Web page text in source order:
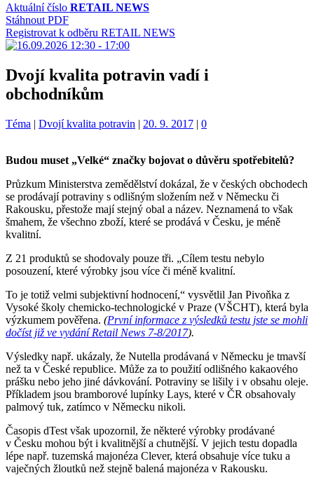
Aktuální číslo RETAIL NEWS
Stáhnout PDF
Registrovat k odběru RETAIL NEWS
Dvojí kvalita potravin vadí i
obchodníkům
Kategorie:
Téma | Štítky:
Dvojí kvalita potravin | 20. 9. 2017 | 0
Budou muset „Velké“ značky bojovat o důvěru spotřebitelů?
Průzkum Ministerstva zemědělství dokázal, že v českých obchodech
se prodávají potraviny s odlišným složením než v Německu či
Rakousku, přestože mají stejný obal a název. Neznamená to však
šmahem, že všechno zboží, které se prodává v Česku, je méně
kvalitní.
Z 21 produktů se shodovaly pouze tři. „Cílem testu nebylo
posouzení, které výrobky jsou více či méně kvalitní.
To je totiž velmi subjektivní hodnocení,“ vysvětlil Jan Pivoňka z
Vysoké školy chemicko-technologické v Praze (VŠCHT), která byla
výzkumem pověřena. (První informace z výsledků testu jste se mohli
dočíst již ve vydání Retail News 7-8/2017).
Výsledky např. ukázaly, že Nutella prodávaná v Německu je tmavší
než ta v České republice. Může za to použití odlišného kakaového
prášku nebo jeho jiné dávkování. Potraviny se lišily i v obsahu oleje.
Příkladem jsou bramborové lupínky Lays, které v ČR obsahovaly
palmový tuk, zatímco v Německu nikoli.
Časopis dTest však upozornil, že některé výrobky prodávané
v Česku mohou být i kvalitnější a chutnější. V jejich testu dopadla
lépe např. tuzemská majonéza Clever, která obsahuje více tuku a
vaječných žloutků než stejně balená majonéza v Rakousku.